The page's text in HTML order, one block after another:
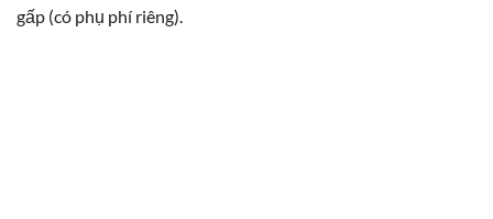
gấp (có phụ phí riêng).